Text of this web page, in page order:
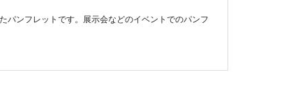
パンフレットです。展示会などのイベントでのパンフ